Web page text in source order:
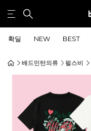
확딜 NEW BEST
배드민턴의류 펄스비